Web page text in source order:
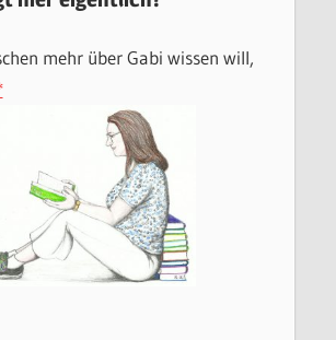
mehr über Gabi wissen will,